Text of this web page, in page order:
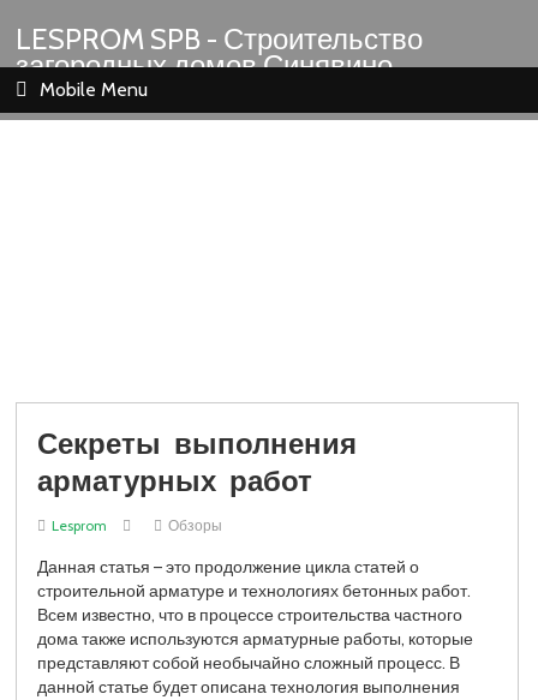
LESPROM SPB - Строительство
загородных домов Синявино
Шлиссельбург Кировск Назия
Mobile Menu
Секреты выполнения
арматурных работ
Lesprom Обзоры
Данная статья – это продолжение цикла статей о
строительной арматуре и технологиях бетонных работ.
Всем известно, что в процессе строительства частного
дома также используются арматурные работы, которые
представляют собой необычайно сложный процесс. В
данной статье будет описана технология выполнения